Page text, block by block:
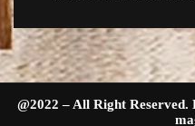
@2022 – All Right Reserved.